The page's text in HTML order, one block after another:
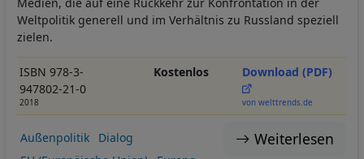
Weltpolitik generell und im Verhältnis zu Russland speziell
zielen.
ISBN 978-3-
947802-21-0
2018
Kostenlos Download (PDF)
von welttrends.de
Weiterlesen
Außenpolitik
Dialog